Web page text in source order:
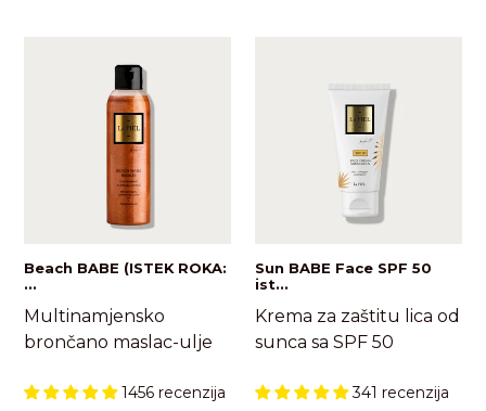
Beach BABE (ISTEK ROKA:
...
Multinamjensko
brončano maslac-ulje
1456 recenzija
Sun BABE Face SPF 50
ist...
Krema za zaštitu lica od
sunca sa SPF 50
341 recenzija